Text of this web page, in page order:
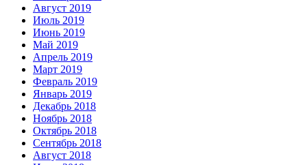
Август 2019
Июль 2019
Июнь 2019
Май 2019
Апрель 2019
Март 2019
Февраль 2019
Январь 2019
Декабрь 2018
Ноябрь 2018
Октябрь 2018
Сентябрь 2018
Август 2018